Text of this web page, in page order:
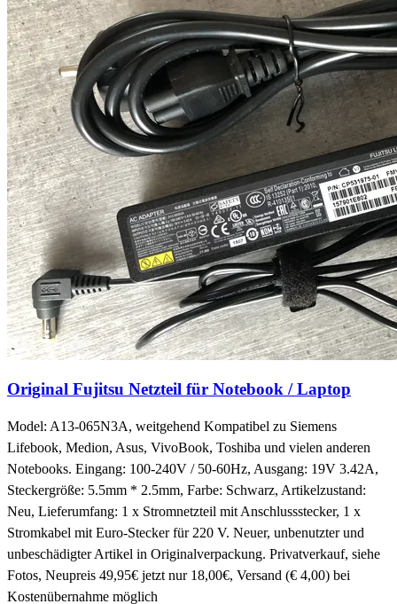
Original Fujitsu Netzteil für Notebook / Laptop
Model: A13-065N3A, weitgehend Kompatibel zu Siemens
Lifebook, Medion, Asus, VivoBook, Toshiba und vielen anderen
Notebooks. Eingang: 100-240V / 50-60Hz, Ausgang: 19V 3.42A,
Steckergröße: 5.5mm * 2.5mm, Farbe: Schwarz, Artikelzustand:
Neu, Lieferumfang: 1 x Stromnetzteil mit Anschlussstecker, 1 x
Stromkabel mit Euro-Stecker für 220 V. Neuer, unbenutzter und
unbeschädigter Artikel in Originalverpackung. Privatverkauf, siehe
Fotos, Neupreis 49,95€ jetzt nur 18,00€, Versand (€ 4,00) bei
Kostenübernahme möglich